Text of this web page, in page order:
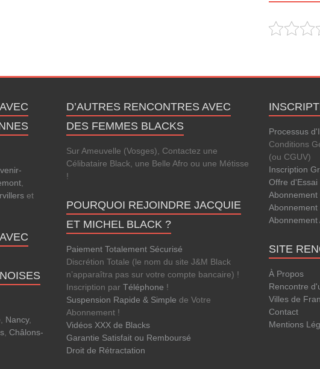
et
Nancy,
Châlons-
D’AUTRES RENCONTRES AVEC
DES FEMMES BLACKS
Sur Ameuvelle (Vosges), Contactez une
Célibataire Black, une Belle Afro ou une Métisse
!
POURQUOI REJOINDRE JACQUIE
ET MICHEL BLACK ?
Paiement Totalement Sécurisé
Discrétion Totale (le nom du site J&M Black
n’apparaîtra pas sur votre compte bancaire) !
Inscription par Téléphone !
Suspension Rapide & Simple de Votre
Abonnement !
Vidéos XXX de Blacks
Garantie Satisfait ou Remboursé
Droit de Rétractation
Processus
Conditions
(ou CGUV)
Inscription
Offre d'Essai
Abonnement
Abonnement
Abonnement
SITE
À Propos
Rencontre
Villes de
Contact
Mentions